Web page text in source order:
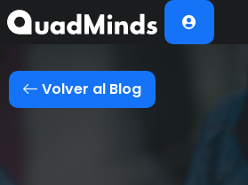
Módulos
Casos de Éxito
Volver al Blog